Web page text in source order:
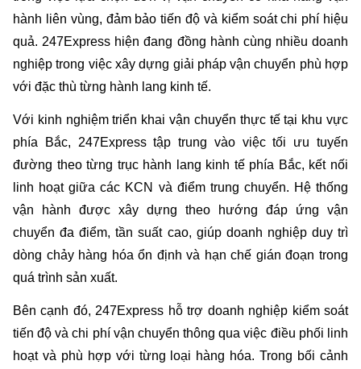
hành liên vùng, đảm bảo tiến độ và kiểm soát chi phí hiệu
quả. 247Express hiện đang đồng hành cùng nhiều doanh
nghiệp trong việc xây dựng giải pháp vận chuyển phù hợp
với đặc thù từng hành lang kinh tế.
Với kinh nghiệm triển khai vận chuyển thực tế tại khu vực
phía Bắc, 247Express tập trung vào việc tối ưu tuyến
đường theo từng trục hành lang kinh tế phía Bắc, kết nối
linh hoạt giữa các KCN và điểm trung chuyển. Hệ thống
vận hành được xây dựng theo hướng đáp ứng vận
chuyển đa điểm, tần suất cao, giúp doanh nghiệp duy trì
dòng chảy hàng hóa ổn định và hạn chế gián đoạn trong
quá trình sản xuất.
Bên cạnh đó, 247Express hỗ trợ doanh nghiệp kiểm soát
tiến độ và chi phí vận chuyển thông qua việc điều phối linh
hoạt và phù hợp với từng loại hàng hóa. Trong bối cảnh